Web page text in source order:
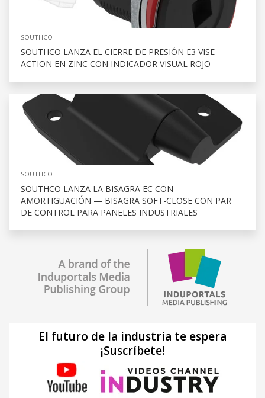
SOUTHCO
SOUTHCO LANZA EL CIERRE DE PRESIÓN E3 VISE
ACTION EN ZINC CON INDICADOR VISUAL ROJO
SOUTHCO
SOUTHCO LANZA LA BISAGRA EC CON
AMORTIGUACIÓN — BISAGRA SOFT-CLOSE CON PAR
DE CONTROL PARA PANELES INDUSTRIALES
El futuro de la industria te espera
¡Suscríbete!